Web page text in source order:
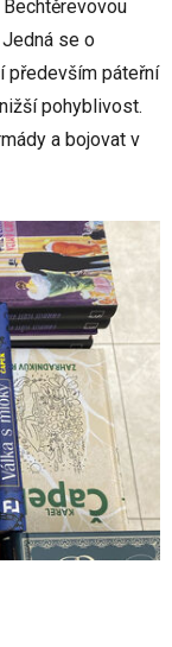
se o
především páteřní
pohyblivost.
a bojovat v